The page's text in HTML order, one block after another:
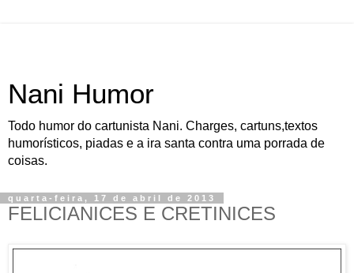
Nani Humor
Todo humor do cartunista Nani. Charges, cartuns,textos
humorísticos, piadas e a ira santa contra uma porrada de
coisas.
quarta-feira, 17 de abril de 2013
FELICIANICES E CRETINICES